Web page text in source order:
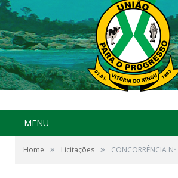
MENU
Home » Licitações » CONCORRÊNCIA